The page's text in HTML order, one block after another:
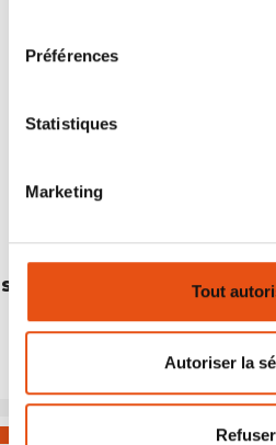
Préférences
Statistiques
Marketing
Tout
Autoriser la
Refuser
SLEEPINGBAG LIGHTECH 500